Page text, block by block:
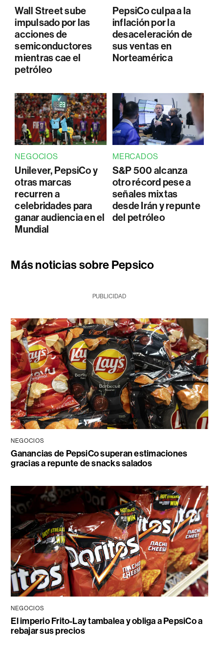
Wall Street sube
impulsado por las
acciones de
semiconductores
mientras cae el
petróleo
PepsiCo culpa a la
inflación por la
desaceleración de
sus ventas en
Norteamérica
NEGOCIOS
Unilever, PepsiCo y
otras marcas
recurren a
celebridades para
ganar audiencia en el
Mundial
MERCADOS
S&P 500 alcanza
otro récord pese a
señales mixtas
desde Irán y repunte
del petróleo
Más noticias sobre Pepsico
PUBLICIDAD
NEGOCIOS
Ganancias de PepsiCo superan estimaciones
gracias a repunte de snacks salados
NEGOCIOS
El imperio Frito-Lay tambalea y obliga a PepsiCo a
rebajar sus precios